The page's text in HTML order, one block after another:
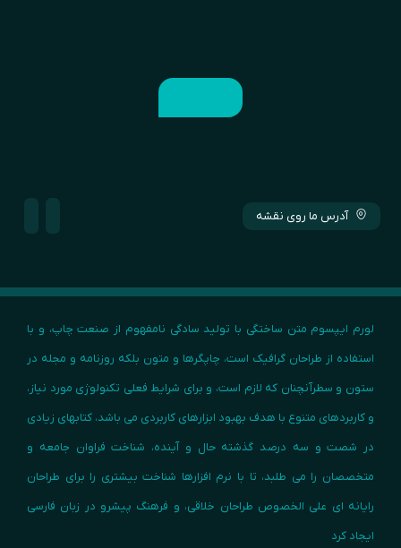
آدرس ما روی نقشه
لورم ایپسوم متن ساختگی با تولید سادگی نامفهوم از صنعت چاپ، و با
استفاده از طراحان گرافیک است، چاپگرها و متون بلکه روزنامه و مجله در
ستون و سطرآنچنان که لازم است، و برای شرایط فعلی تکنولوژی مورد نیاز،
و کاربردهای متنوع با هدف بهبود ابزارهای کاربردی می باشد، کتابهای زیادی
در شصت و سه درصد گذشته حال و آینده، شناخت فراوان جامعه و
متخصصان را می طلبد، تا با نرم افزارها شناخت بیشتری را برای طراحان
رایانه ای علی الخصوص طراحان خلاقی، و فرهنگ پیشرو در زبان فارسی
ایجاد کرد